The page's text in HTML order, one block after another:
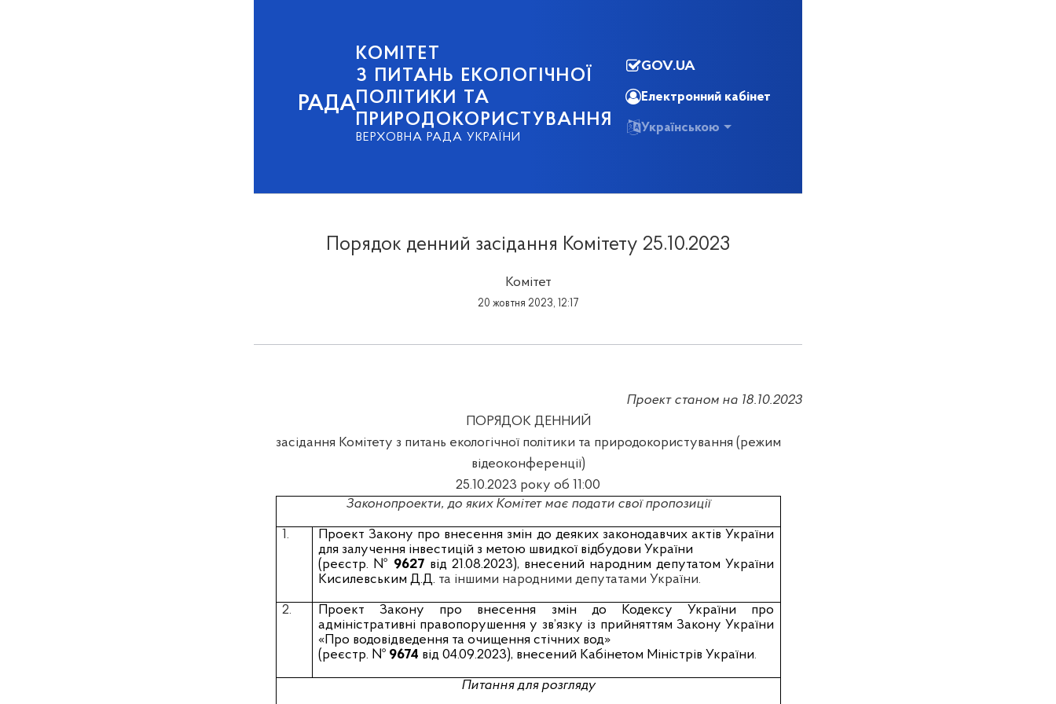
РАДА
КОМІТЕТ
З ПИТАНЬ ЕКОЛОГІЧНОЇ
ПОЛІТИКИ ТА
ПРИРОДОКОРИСТУВАННЯ
ВЕРХОВНА РАДА УКРАЇНИ
GOV.UA
Електронний кабінет
Українською
Порядок денний засідання Комітету 25.10.2023
Комітет
20 жовтня 2023, 12:17
Проект станом на 18.10.2023
ПОРЯДОК ДЕННИЙ
засідання Комітету з питань екологічної політики та природокористування (режим
відеоконференції)
25.10.2023 року об 11:00
Законопроекти, до яких Комітет має подати свої пропозиції
1. Проект Закону про внесення змін до деяких законодавчих актів України
для залучення інвестицій з метою швидкої відбудови України
(реєстр. № 9627 від 21.08.2023), внесений народним депутатом України
Кисилевським Д.Д. та іншими народними депутатами України.
2.
Проект Закону про внесення змін до Кодексу України про
адміністративні правопорушення у зв’язку із прийняттям Закону України
«Про водовідведення та очищення стічних вод»
(реєстр. № 9674 від 04.09.2023), внесений Кабінетом Міністрів України.
Питання для розгляду